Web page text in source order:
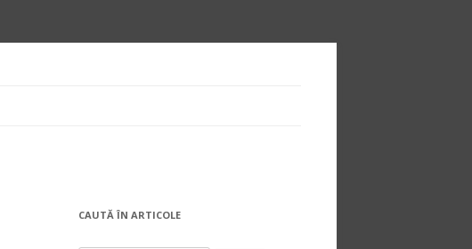
CAUTĂ ÎN ARTICOLE